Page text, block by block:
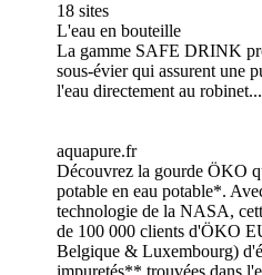
18 sites
L'eau en bouteille
La gamme SAFE DRINK
sous-évier qui assurent une
l'eau directement au robinet...
aquapure.fr
Découvrez la gourde ÖKO
potable en eau potable*.
technologie de la NASA,
de 100 000 clients d'ÖKO
Belgique & Luxembourg)